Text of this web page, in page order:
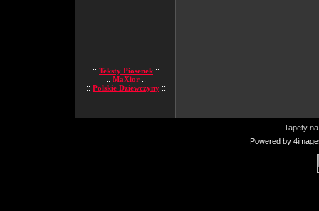
:: Teksty Piosenek ::
:: MaXior ::
:: Polskie Dziewczyny ::
Tapety
Powered by